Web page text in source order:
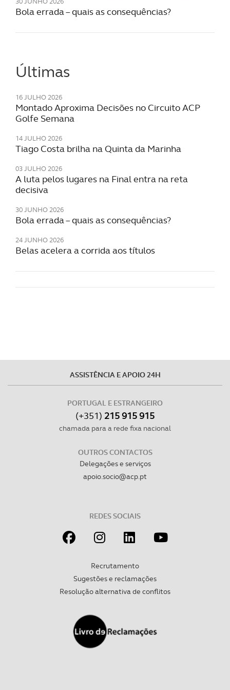
Realçamos que o bloqueio de certo tipo de Cookies e
Consulte a política de cookies do site.
Bola errada – quais as consequências?
Últimas
16 JULHO 2026
Montado Aproxima Decisões no Circuito ACP
Golfe Semana
14 JULHO 2026
Tiago Costa brilha na Quinta da Marinha
03 JULHO 2026
A luta pelos lugares na Final entra na reta
decisiva
30 JUNHO 2026
Bola errada – quais as consequências?
24 JUNHO 2026
Belas acelera a corrida aos títulos
ASSISTÊNCIA E APOIO 24H
PORTUGAL E ESTRANGEIRO
(+351) 215 915 915
chamada para a rede fixa nacional
OUTROS CONTACTOS
Delegações e serviços
apoio.socio@acp.pt
REDES SOCIAIS
Recrutamento
Sugestões e reclamações
Resolução alternativa de conflitos